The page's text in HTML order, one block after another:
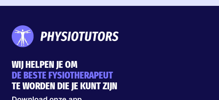
WIJ HELPEN JE OM
DE BESTE FYSIOTHERAPEUT
TE WORDEN DIE JE KUNT ZIJN